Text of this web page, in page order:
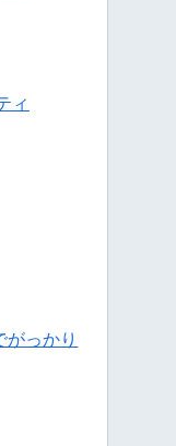
ィ
がっかり